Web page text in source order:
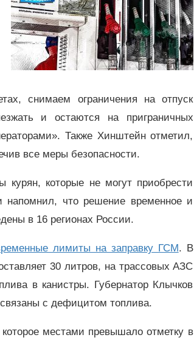
снимаем ограничения на отпуск
и остаются на приграничных
Также Хинштейн отметил,
все меры безопасности.
курян, которые не могут приобрести
что решение временное и
в 16 регионах России.
лимиты на заправку ГСМ. В
30 литров, на трассовых АЗС
в канистры. Губернатор Клычков
с дефицитом топлива.
местами превышало отметку в